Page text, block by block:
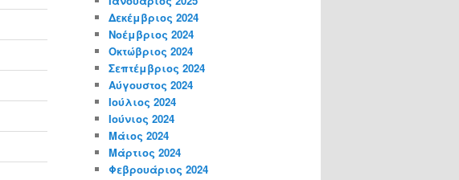
Δεκέμβριος 2024
Νοέμβριος 2024
Οκτώβριος 2024
Σεπτέμβριος 2024
Αύγουστος 2024
Ιούλιος 2024
Ιούνιος 2024
Μάιος 2024
Μάρτιος 2024
Φεβρουάριος 2024